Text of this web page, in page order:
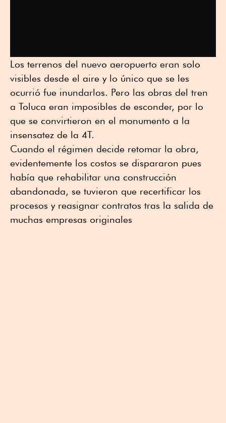
Los terrenos del nuevo aeropuerto eran solo
visibles desde el aire y lo único que se les
ocurrió fue inundarlos. Pero las obras del tren
a Toluca eran imposibles de esconder, por lo
que se convirtieron en el monumento a la
insensatez de la 4T.
Cuando el régimen decide retomar la obra,
evidentemente los costos se dispararon pues
había que rehabilitar una construcción
abandonada, se tuvieron que recertificar los
procesos y reasignar contratos tras la salida de
muchas empresas originales